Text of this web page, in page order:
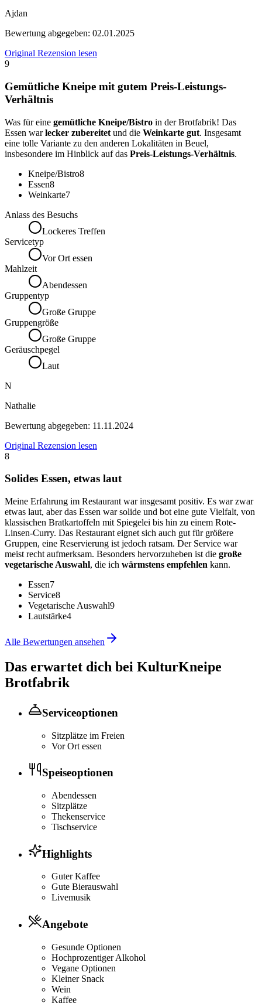
Ajdan
Bewertung abgegeben: 02.01.2025
Original Rezension lesen
9
Gemütliche Kneipe mit gutem Preis-Leistungs-
Verhältnis
Was für eine gemütliche Kneipe/Bistro in der Brotfabrik! Das
Essen warlecker zubereitet und die Weinkarte gut. Insgesamt
eine tolle Variante zu den anderen Lokalitäten in Beuel,
insbesondere im Hinblick auf das Preis-Leistungs-Verhältnis.
Kneipe/Bistro8
Essen8
Weinkarte7
Anlass des Besuchs
Lockeres Treffen
Servicetyp
Vor Ort essen
Mahlzeit
Abendessen
Gruppentyp
Große Gruppe
Gruppengröße
Große Gruppe
Geräuschpegel
Laut
N
Nathalie
Bewertung abgegeben: 11.11.2024
Original Rezension lesen
8
Solides Essen, etwas laut
Meine Erfahrung im Restaurant war insgesamt positiv. Es war zwar
etwas laut, aber das Essen war solide und bot eine gute Vielfalt, von
klassischen Bratkartoffeln mit Spiegelei bis hin zu einem Rote-
Linsen-Curry. Das Restaurant eignet sich auch gut für größere
Gruppen, eine Reservierung ist jedoch ratsam. Der Service war
meist recht aufmerksam. Besonders hervorzuheben ist die große
vegetarische Auswahl, die ich wärmstens empfehlen kann.
Essen7
Service8
Vegetarische Auswahl9
Lautstärke4
Alle Bewertungen ansehen
Das erwartet dich bei KulturKneipe
Brotfabrik
Serviceoptionen
Sitzplätze im Freien
Vor Ort essen
Speiseoptionen
Abendessen
Sitzplätze
Thekenservice
Tischservice
Highlights
Guter Kaffee
Gute Bierauswahl
Livemusik
Angebote
Gesunde Optionen
Hochprozentiger Alkohol
Vegane Optionen
Kleiner Snack
Wein
Kaffee